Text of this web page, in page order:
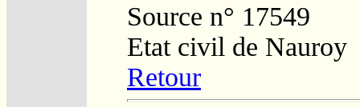
Source n° 17549
Etat civil de Nauroy
Retour